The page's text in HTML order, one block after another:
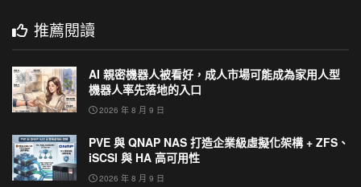
推薦閱讀
AI 親密機器人被看好，成人市場可能成為家用人型
機器人率先落地的入口
2026 年 8 月 9 日
PVE 與 QNAP NAS 打造企業級虛擬化架構 + ZFS、
iSCSI 與 HA 高可用性
2026 年 8 月 9 日